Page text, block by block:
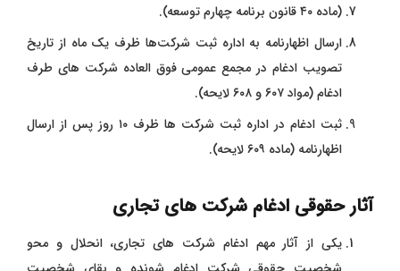
(ماده ۴۰ قانون برنامه چهارم توسعه).
ارسال اظهارنامه به اداره ثبت شرکت‌ها ظرف یک ماه از تاریخ
تصویب ادغام در مجمع عمومی فوق ‌العاده شرکت‌ های طرف
ادغام (مواد ۶۰۷ و ۶۰۸ لایحه).
ثبت ادغام در اداره ثبت شرکت‌ ها ظرف ۱۰ روز پس از ارسال
اظهارنامه (ماده ۶۰۹ لایحه).
آثار حقوقی ادغام شرکت های تجاری
یکی از آثار مهم ادغام شرکت های تجاری، انحلال و محو